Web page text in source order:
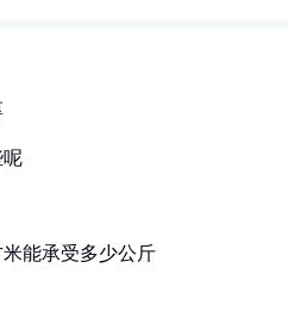
呢
能承受多少公斤